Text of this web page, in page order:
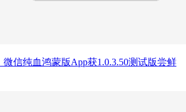
微信纯血鸿蒙版App获1.0.3.50测试版尝鲜